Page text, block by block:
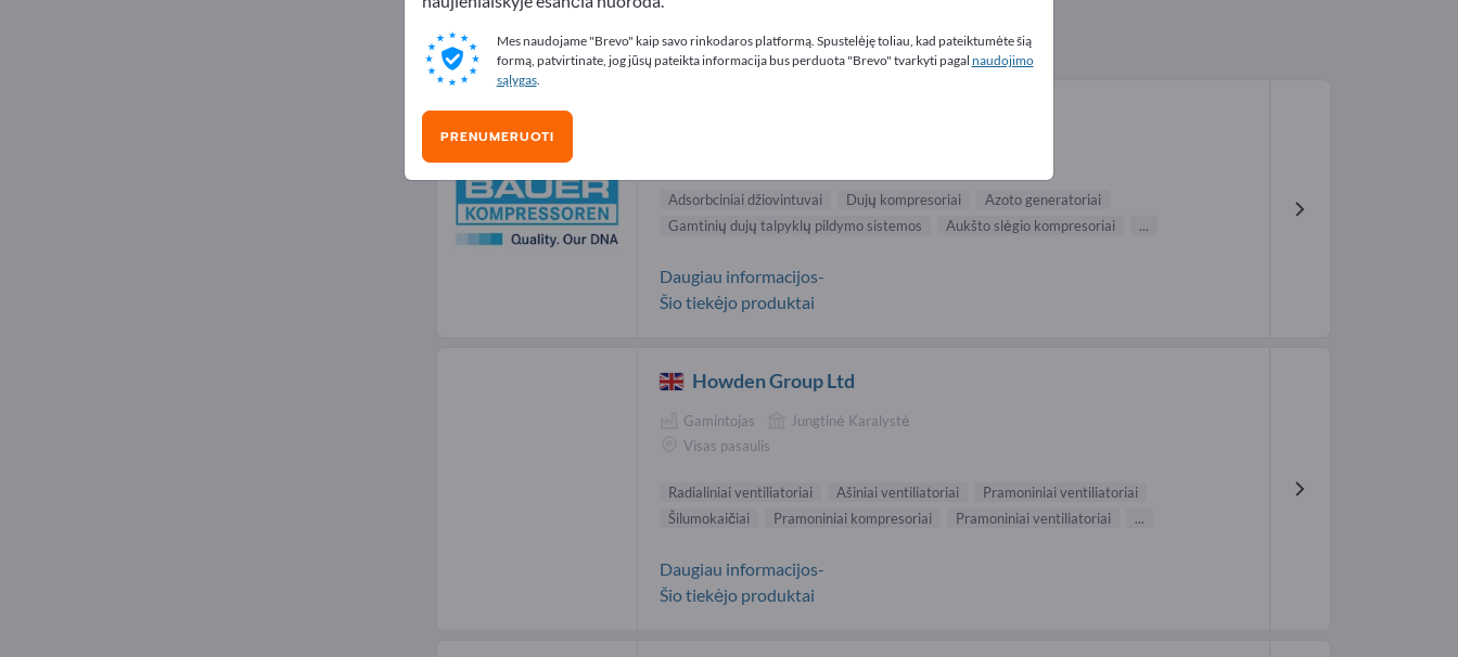
Kompresoriai tiekėjai (14)
Adsorbciniai džiovintuvai Dujų kompresoriai
Azoto generatoriai
Gamtinių dujų talpyklų pildymo sistemos
Aukšto slėgio kompresoriai ...
Daugiau informacijos-
Šio tiekėjo produktai
Howden Group Ltd
Gamintojas
Jungtinė Karalystė
Visas pasaulis
Radialiniai ventiliatoriai Ašiniai ventiliatoriai
Pramoniniai ventiliatoriai
Šilumokaičiai
Pramoniniai kompresoriai Pramoniniai ventiliatoriai ...
Daugiau informacijos-
Šio tiekėjo produktai
Mes naudojame "Brevo" kaip savo rinkodaros platformą. Spustelėję toliau, kad pateiktumėte šią
formą, patvirtinate, jog jūsų pateikta informacija bus perduota "Brevo" tvarkyti pagal naudojimo
sąlygas.
PRENUMERUOTI